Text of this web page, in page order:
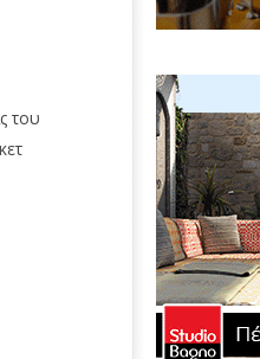
του